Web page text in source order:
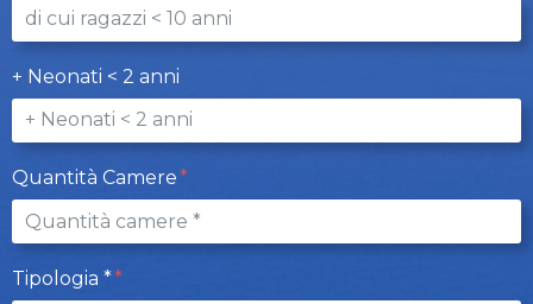
+ Neonati < 2 anni
Quantità Camere
Tipologia *